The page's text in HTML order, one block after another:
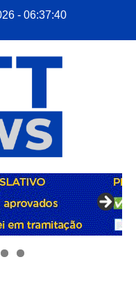
- 06:37:41